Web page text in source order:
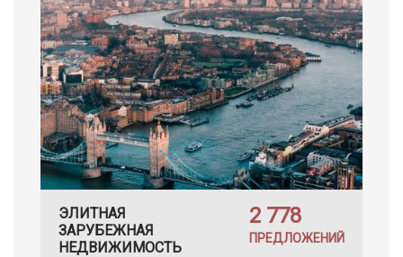
ЭЛИТНАЯ
ЗАРУБЕЖНАЯ
НЕДВИЖИМОСТЬ
2 778
ПРЕДЛОЖЕНИЙ